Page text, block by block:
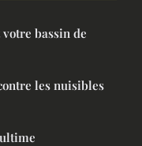
bassin de
les nuisibles